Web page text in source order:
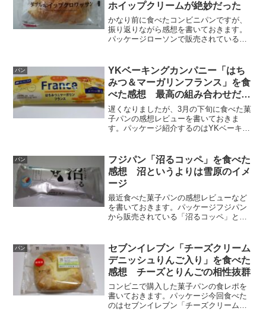
ホイップクリームが絶妙だった
かなり前に食べたコンビニパンですが、
振り返りながら感想を書いておきます。
パッケージローソンで販売されている菓
コンビニパンなので仕方ないでしょう。
袋には英語で「Cus...
パン
YKベーキングカンパニー「はち
みつ＆マーガリンフランス」を食
べた感想 最高の組み合わせだっ
た
遅くなりましたが、3月の下旬に食べた菓
子パンの感想レビューを書いておきま
す。パッケージ紹介するのはYKベーキン
リーズですが、こちらは期間限定商品と
なっています。このシリ...
パン
フジパン「沼るコッペ」を食べた
感想 沼というよりは雪原のイメ
ージ
最近食べた菓子パンの感想レビューなど
を書いておきます。パッケージフジパン
から販売されている「沼るコッペ」とい
「沼るデニッシュ」がシリーズ化されて
いたのですね。裏面に記載...
パン
セブンイレブン「チーズクリーム
デニッシュりんご入り」を食べた
感想 チーズとりんごの相性抜群
コンビニで購入した菓子パンの食レポを
書いておきます。パッケージ今回食べた
のはセブンイレブン「チーズクリームデ